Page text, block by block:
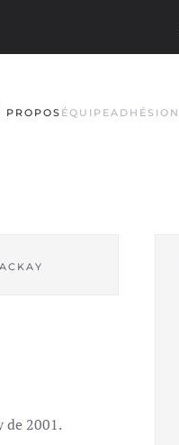
PROPOS ÉQUIPEADHÉSION
de 2001.